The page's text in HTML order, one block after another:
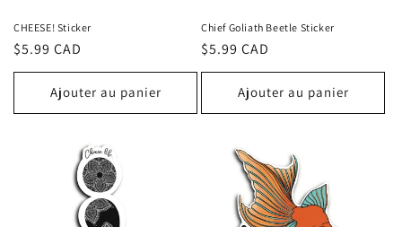
CHEESE! Sticker
Prix
habituel
$5.99 CAD
Ajouter au panier
Chief Goliath Beetle Sticker
Prix
habituel
$5.99 CAD
Ajouter au panier